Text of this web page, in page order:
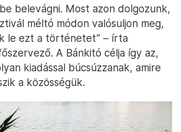
belevágni. Most azon dolgozunk,
méltó módon valósuljon meg,
le ezt a történetet” – írta
A Bánkitó célja így az,
kiadással búcsúzzanak, amire
a közösségük.